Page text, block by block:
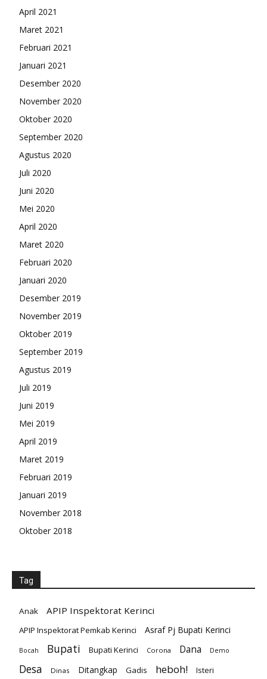
April 2021
Maret 2021
Februari 2021
Januari 2021
Desember 2020
November 2020
Oktober 2020
September 2020
Agustus 2020
Juli 2020
Juni 2020
Mei 2020
April 2020
Maret 2020
Februari 2020
Januari 2020
Desember 2019
November 2019
Oktober 2019
September 2019
Agustus 2019
Juli 2019
Juni 2019
Mei 2019
April 2019
Maret 2019
Februari 2019
Januari 2019
November 2018
Oktober 2018
Tag
Anak APIP Inspektorat Kerinci
APIP Inspektorat Pemkab Kerinci Asraf Pj Bupati Kerinci
Bocah Bupati Bupati Kerinci Corona Dana Demo
Desa Dinas Ditangkap Gadis heboh! Isteri